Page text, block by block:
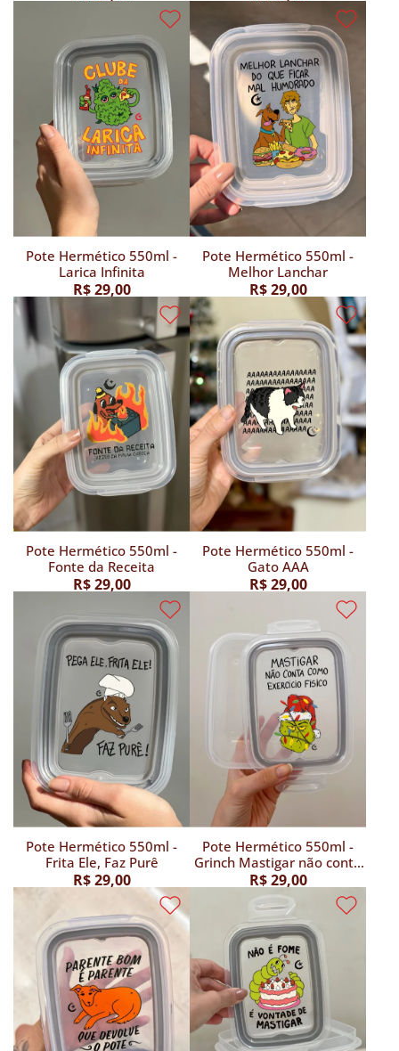
Pote Hermético 550ml -
Larica Infinita
R$ 29,00
Pote Hermético 550ml -
Melhor Lanchar
R$ 29,00
Pote Hermético 550ml -
Fonte da Receita
R$ 29,00
Pote Hermético 550ml -
Gato AAA
R$ 29,00
Pote Hermético 550ml -
Frita Ele, Faz Purê
R$ 29,00
Pote Hermético 550ml -
Grinch Mastigar não conta
como Exercício Físico
R$ 29,00